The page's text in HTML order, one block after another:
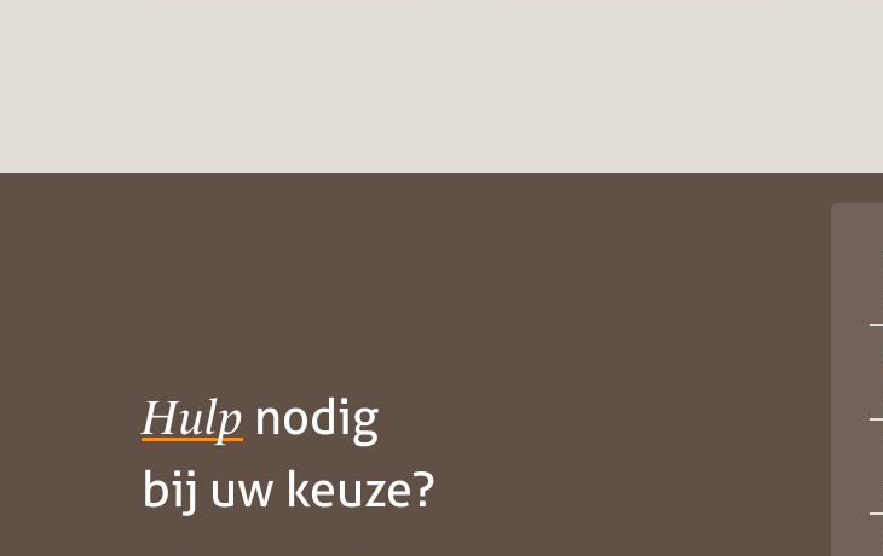
Hulp nodig
bij uw keuze?